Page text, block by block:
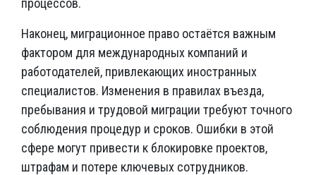
процессов.
Наконец, миграционное право остаётся важным
фактором для международных компаний и
работодателей, привлекающих иностранных
специалистов. Изменения в правилах въезда,
пребывания и трудовой миграции требуют точного
соблюдения процедур и сроков. Ошибки в этой
сфере могут привести к блокировке проектов,
штрафам и потере ключевых сотрудников.